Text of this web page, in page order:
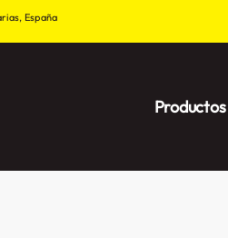
España
Productos